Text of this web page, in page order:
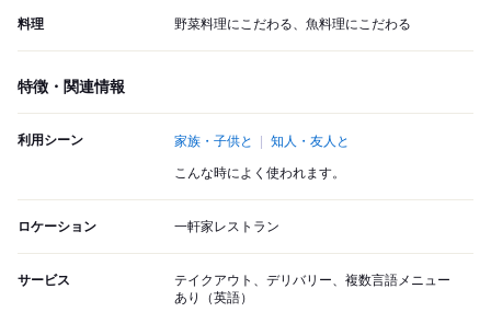
料理 野菜料理にこだわる、魚料理にこだわる
特徴・関連情報
利用シーン 家族・子供と 知人・友人と
こんな時によく使われます。
ロケーション 一軒家レストラン
サービス
テイクアウト、デリバリー、複数言語メニュー
あり（英語）